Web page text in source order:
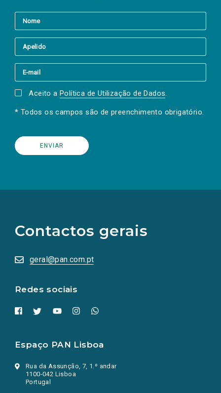
Aceito a Política de Utilização de Dados.
* Todos os campos são de preenchimento obrigatório.
Contactos gerais
geral@pan.com.pt
Redes sociais
redes
sociais
numa
nova
Espaço PAN Lisboa
Rua da Assunção, 7, 1.º andar
1100-042 Lisboa
Portugal